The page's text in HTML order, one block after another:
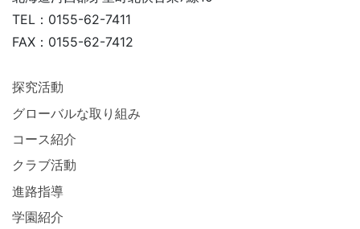
TEL：0155-62-7411
FAX：0155-62-7412
探究活動
グローバルな取り組み
コース紹介
クラブ活動
進路指導
学園紹介